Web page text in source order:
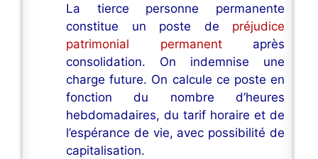
La tierce personne permanente
constitue un poste de préjudice
patrimonial permanentaprès
consolidation. On indemnise une
charge future. On calcule ce poste en
fonction du nombre d’heures
hebdomadaires, du tarif horaire et de
l’espérance de vie, avec possibilité de
capitalisation.